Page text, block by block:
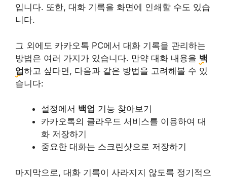
입니다. 또한, 대화 기록을 화면에 인쇄할 수도 있습
니다.
그 외에도 카카오톡 PC에서 대화 기록을 관리하는
방법은 여러 가지가 있습니다. 만약 대화 내용을 백
업하고 싶다면, 다음과 같은 방법을 고려해볼 수 있
습니다:
설정에서 백업 기능 찾아보기
카카오톡의 클라우드 서비스를 이용하여 대
화 저장하기
중요한 대화는 스크린샷으로 저장하기
마지막으로, 대화 기록이 사라지지 않도록 정기적으